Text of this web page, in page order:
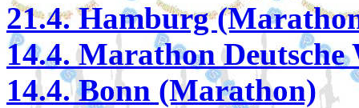
21.4. Hamburg
14.4. Marathon
14.4. Bonn (Marathon)